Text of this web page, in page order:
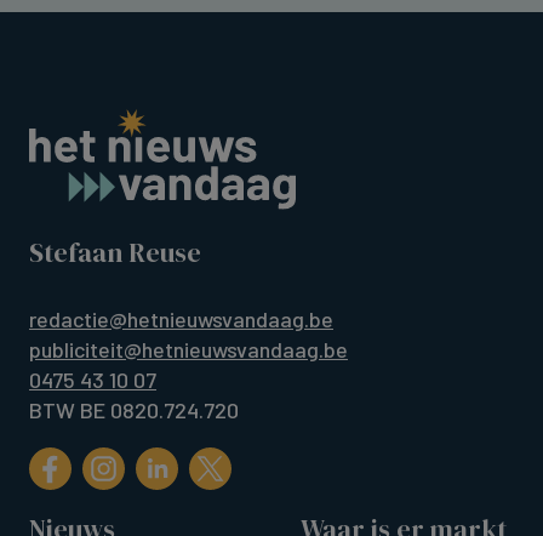
Stefaan Reuse
redactie@hetnieuwsvandaag.be
publiciteit@hetnieuwsvandaag.be
0475 43 10 07
BTW BE 0820.724.720
Nieuws Waar is er markt